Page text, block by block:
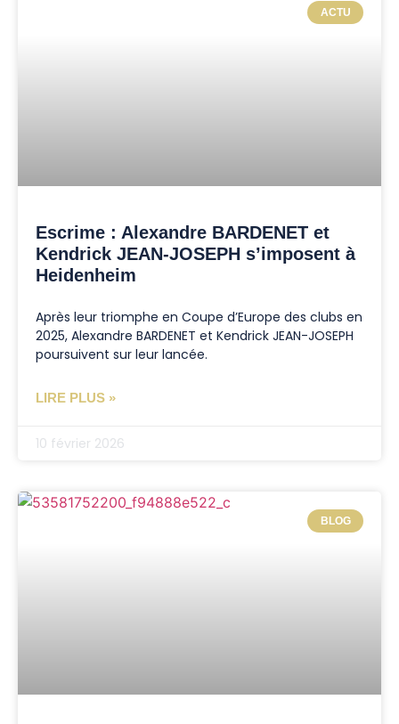
ACTU
Escrime : Alexandre BARDENET et
Kendrick JEAN-JOSEPH s’imposent à
Heidenheim
Après leur triomphe en Coupe d’Europe des clubs en
2025, Alexandre BARDENET et Kendrick JEAN-JOSEPH
poursuivent sur leur lancée.
LIRE PLUS »
10 février 2026
BLOG